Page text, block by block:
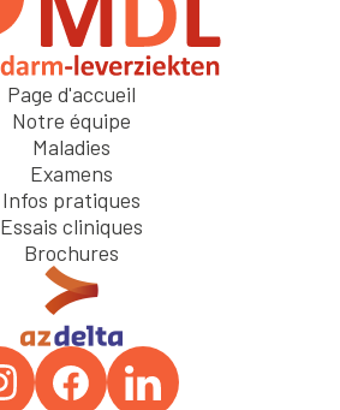
Page d'accueil
Notre équipe
Maladies
Examens
Infos pratiques
Essais cliniques
Brochures